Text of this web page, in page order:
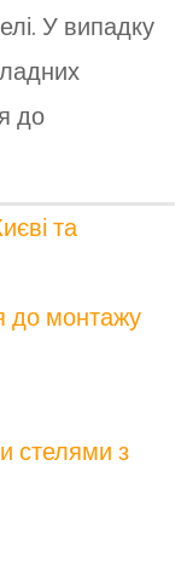
У випадку
до
та
до монтажу
стелями з